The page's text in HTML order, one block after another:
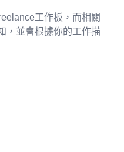
工作板，而相關
，並會根據你的工作描